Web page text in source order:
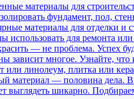
материалы для
фундамент, пол,
материалы для отделки и
использовать для ремонта
— не проблема. Успех
зависит многое. Узнайте, что
или линолеум, плитка или
материал — половина дела.
выглядеть шикарно.